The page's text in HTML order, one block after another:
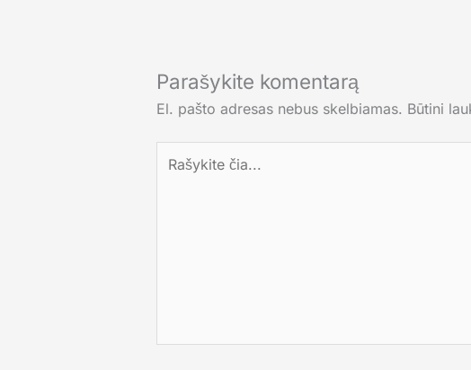
Parašykite komentarą
El. pašto adresas nebus skelbiamas. Būtini
čia...